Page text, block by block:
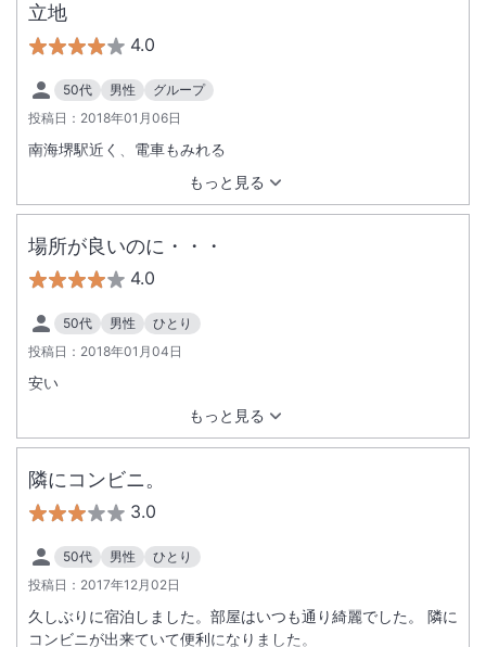
立地
4.0
50代 男性
グループ
投稿日： 2018年01月06日
もっと見る
南海堺駅近く、電車もみれる
場所が良いのに・・・
4.0
50代 男性
ひとり
投稿日： 2018年01月04日
もっと見る
安い
隣にコンビニ。
3.0
50代 男性
ひとり
投稿日： 2017年12月02日
久しぶりに宿泊しました。部屋はいつも通り綺麗でした。 隣に
コンビニが出来ていて便利になりました。